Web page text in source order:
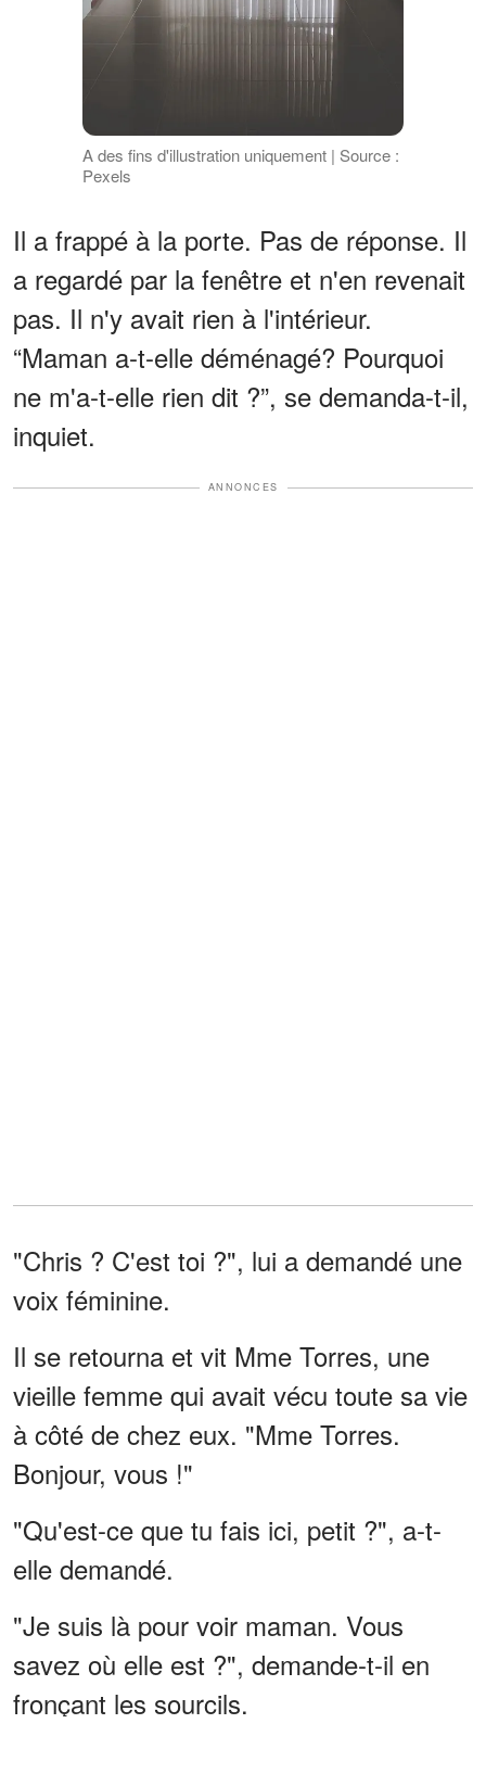
A des fins d'illustration uniquement | Source :
Pexels
Il a frappé à la porte. Pas de réponse. Il
a regardé par la fenêtre et n'en revenait
pas. Il n'y avait rien à l'intérieur.
“Maman a-t-elle déménagé? Pourquoi
ne m'a-t-elle rien dit ?”, se demanda-t-il,
inquiet.
ANNONCES
"Chris ? C'est toi ?", lui a demandé une
voix féminine.
Il se retourna et vit Mme Torres, une
vieille femme qui avait vécu toute sa vie
à côté de chez eux. "Mme Torres.
Bonjour, vous !"
"Qu'est-ce que tu fais ici, petit ?", a-t-
elle demandé.
"Je suis là pour voir maman. Vous
savez où elle est ?", demande-t-il en
fronçant les sourcils.